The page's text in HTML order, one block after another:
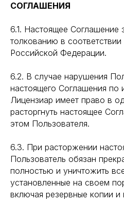
СОГЛАШЕНИЯ
6.1. Настоящее Соглашение
толкованию в
Российской Федерации.
6.2. В случае нарушения
настоящего Соглашения
Лицензиар имеет право в
расторгнуть настоящее
этом Пользователя.
6.3. При расторжении
Пользователь обязан
полностью и уничтожить
установленные на своем
включая резервные копии